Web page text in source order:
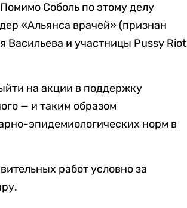
Соболь по этому делу
«Альянса врачей» (признан
и участницы Pussy Riot
на акции в поддержку
— и таким образом
эпидемиологических норм в
работ условно за